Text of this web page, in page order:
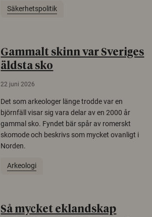
Säkerhetspolitik
Gammalt skinn var Sveriges
äldsta sko
22 juni 2026
Det som arkeologer länge trodde var en
björnfäll visar sig vara delar av en 2000 år
gammal sko. Fyndet bär spår av romerskt
skomode och beskrivs som mycket ovanligt i
Norden.
Arkeologi
Så mycket eklandskap